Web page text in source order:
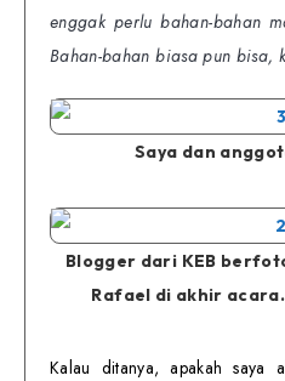
enggak perlu bahan-bahan
Bahan-bahan biasa pun bisa,
Saya dan
Blogger dari KEB
Rafael di akhir
Kalau ditanya, apakah saya